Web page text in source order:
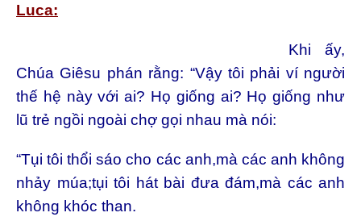
Luca:
Khi ấy,
Chúa Giêsu phán rằng: “Vậy tôi phải ví người
thế hệ này với ai? Họ giống ai? Họ giống như
lũ trẻ ngồi ngoài chợ gọi nhau mà nói:
“Tụi tôi thổi sáo cho các anh,mà các anh không
nhảy múa;tụi tôi hát bài đưa đám,mà các anh
không khóc than.